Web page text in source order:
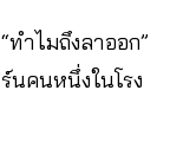
ำไมถึงลาออก”
นคนหนึ่งในโรง